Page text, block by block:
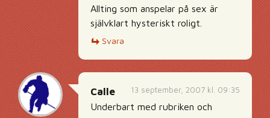
Allting som anspelar på sex är
självklart hysteriskt roligt.
Svara
13 september, 2007 kl. 09:35
Calle
Underbart med rubriken och